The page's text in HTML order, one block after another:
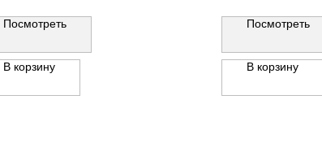
Посмотреть
В корзину
Посмотреть
В корзину